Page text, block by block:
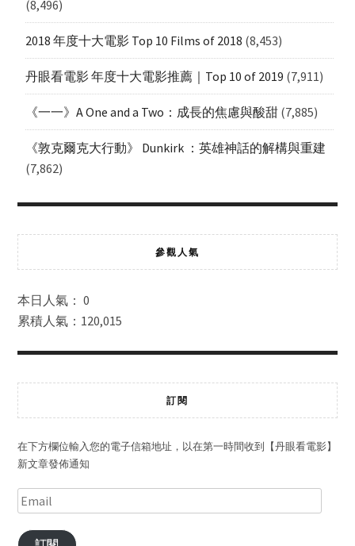
(8,496)
2018 年度十大電影 Top 10 Films of 2018 (8,453)
丹眼看電影 年度十大電影推薦｜Top 10 of 2019 (7,911)
《一一》A One and a Two：成長的焦慮與酸甜 (7,885)
《敦克爾克大行動》 Dunkirk ：英雄神話的解構與重建
(7,862)
參觀人氣
本日人氣： 0
累積人氣：120,015
訂閱
在下方欄位輸入您的電子信箱地址，以在第一時間收到【丹眼看電影】
新文章發佈通知